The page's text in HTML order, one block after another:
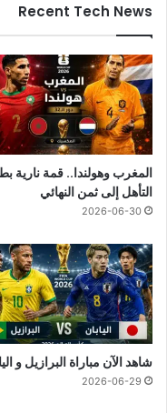
Recent Tech News
المغرب وهولندا.. قمة نارية
التأهل إلى ثمن النهائي
2026-06-30
شاهد الآن مباراة البرازيل و
2026-06-29